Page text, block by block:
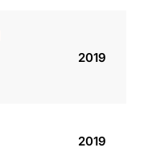
2019
2019